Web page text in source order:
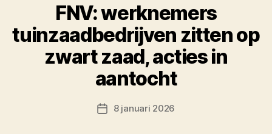
FNV: werknemers
tuinzaadbedrijven zitten op
zwart zaad, acties in
aantocht
Berichtdatum
8 januari 2026